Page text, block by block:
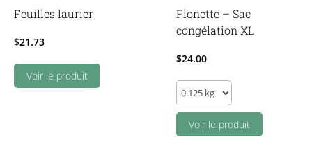
Feuilles laurier
$21.73
Voir le produit
Flonette – Sac
congélation XL
$24.00
Flonette
-
SacVoir le produit